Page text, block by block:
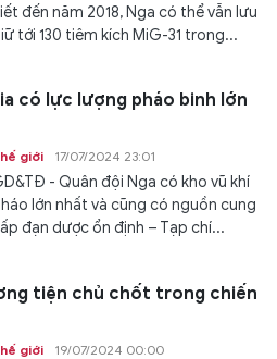
đến năm 2018, Nga có thể vẫn lưu
tới 130 tiêm kích MiG-31 trong...
có lực lượng pháo binh lớn
giới 17/07/2024 23:01
- Quân đội Nga có kho vũ khí
lớn nhất và cũng có nguồn cung
đạn dược ổn định – Tạp chí...
tiện chủ chốt trong chiến
giới 19/07/2024 00:00